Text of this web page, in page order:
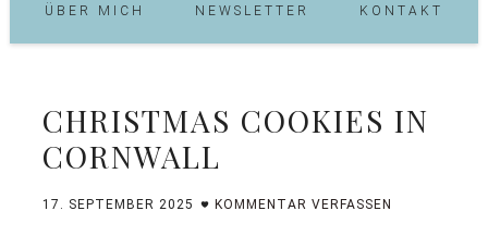
ÜBER MICH NEWSLETTER KONTAKT
CHRISTMAS COOKIES IN
CORNWALL
17. SEPTEMBER 2025 KOMMENTAR VERFASSEN